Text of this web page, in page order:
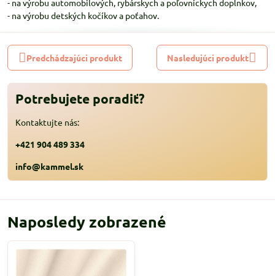
- na výrobu automobilových, rybárskych a poľovníckych doplnkov,
- na výrobu detských kočíkov a poťahov.
Predchádzajúci produkt Nasledujúci produkt
Potrebujete poradiť?
Kontaktujte nás:
+421 904 489 334
info@kammel.sk
Naposledy zobrazené